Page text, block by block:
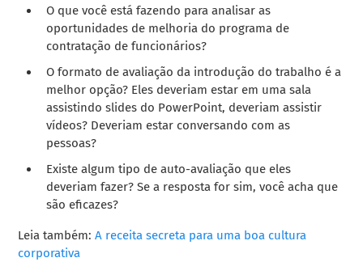
O que você está fazendo para analisar as
oportunidades de melhoria do programa de
contratação de funcionários?
O formato de avaliação da introdução do trabalho é a
melhor opção? Eles deveriam estar em uma sala
assistindo slides do PowerPoint, deveriam assistir
vídeos? Deveriam estar conversando com as
pessoas?
Existe algum tipo de auto-avaliação que eles
deveriam fazer? Se a resposta for sim, você acha que
são eficazes?
Leia também:A receita secreta para uma boa cultura
corporativa